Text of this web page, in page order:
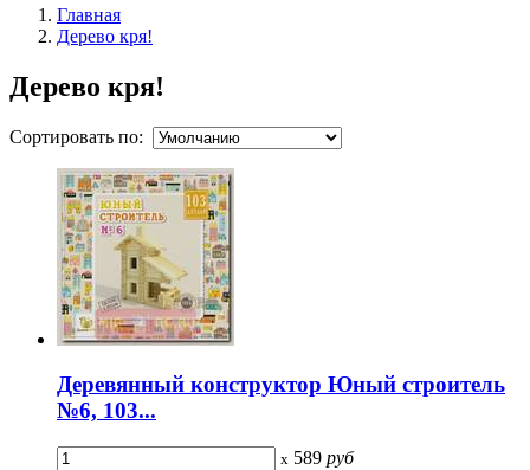
Главная
Дерево кря!
Дерево кря!
Сортировать по:
Деревянный конструктор Юный строитель
№6, 103...
x 589 руб